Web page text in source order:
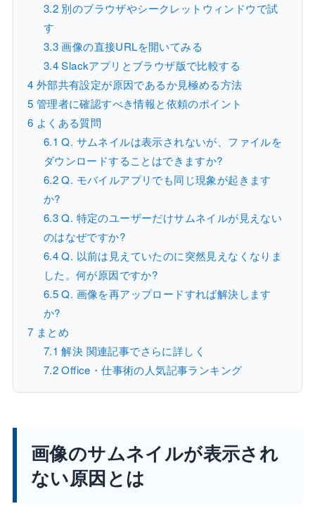
3.2別のブラウザやシークレットウィンドウで試
す
3.3画像の直接URLを開いてみる
3.4Slackアプリとブラウザ版で比較する
4 外部共有設定が原因であるか見極める方法
5 管理者に確認すべき情報と依頼のポイント
6 よくある質問
6.1 Q. サムネイルは表示されないが、ファイルを
ダウンロードすることはできますか?
6.2Q. モバイルアプリでも同じ現象が起きます
か?
6.3Q. 特定のユーザーだけサムネイルが見えない
のはなぜですか?
6.4Q. 以前は見えていたのに突然見えなくなりま
した。何が原因ですか?
6.5Q. 画像を再アップロードすれば解決します
か?
7 まとめ
7.1 解決 関連記事でさらに詳しく
7.2Office・仕事術の人気記事ランキング
画像のサムネイルが表示され
ない原因とは